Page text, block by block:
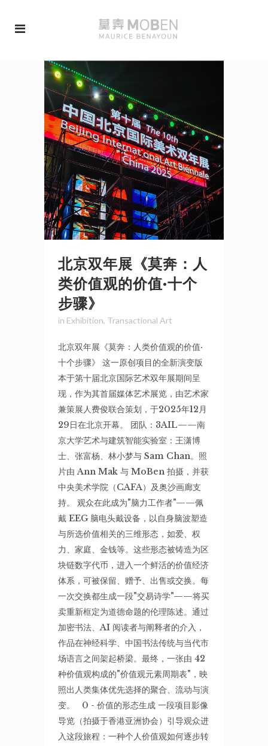
北京双年展《莫奔：人
类价值观的价值·十个
步骤》
in Exhibition, Transactional Art
北京双年展《莫奔：人类价值观的价值·
十个步骤》 这一原创项目的全新演变版
本于第十届北京国际艺术双年展期间呈
现，作为其首届媒体艺术展览，由艺术家
兼策展人费俊联合策划，于2025年12月
29日在北京开幕。 团队：3AIL——南
京大学艺术与建筑智能实验室：王潇博
士、张富杨、林小梦与 Sam Chan。照
片由 Ann Mak 与 MoBen 拍摄，并获
中央美术学院（CAFA）及奥沙画廊支
持。 观众在此成为"脑力工作者"——佩
戴 EEG 脑电头戴设备，以自身脑波塑造
与所选价值相关的三维形态，如爱、权
力、家庭、金钱等。这些形态被铸造为区
块链数字代币，进入一个鲜活的价值经济
体系，可被保留、赠予、出售或交换。每
一次交换都生成一段"交易诗学"——将买
卖重新框定为道德命题的伦理陈述。通过
加密书法、AI 阅读者与阐释者的介入，
作品在神经科学、中国书法传统与当代市
场语言之间架起桥梁。最终，一张由 42
种价值观构成的"价值观元素周期表"，映
照出人类集体优先选择的聚合、流动与演
变。 0 - 价值的形态生成 一段项目影像
导览（拍摄于香港亚洲协会）引导观众进
入这段旅程：一种个人价值观如何逐步转